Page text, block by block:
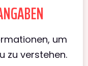
um
zu verstehen.